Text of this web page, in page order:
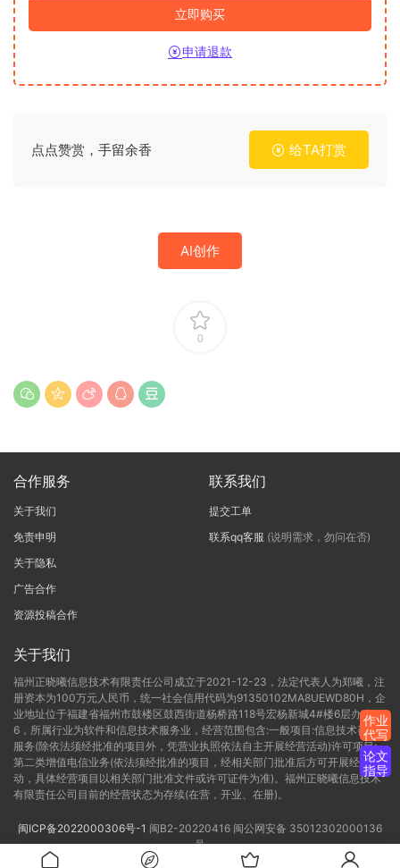
立即购买
申请退款
点点赞赏，手留余香 给TA打赏
AI创作
0
合作服务
关于我们
免责申明
关于隐私
广告合作
资源投稿合作
联系我们
提交工单
联系qq客服 (说明需求，勿问在否)
关于我们
福州正晓曦信息技术有限责任公司成立于2021-12-23，法定代表人为郑曦，注
册资本为100万元人民币，统一社会信用代码为91350102MA8UEWD80H，企
业地址位于福建省福州市鼓楼区鼓西街道杨桥路118号宏杨新城4#楼6层办公C-
6，所属行业为软件和信息技术服务业，经营范围包含:一般项目:信息技术咨询
服务(除依法须经批准的项目外，凭营业执照依法自主开展经营活动)许可项目:
第二类增值电信业务(依法须经批准的项目，经相关部门批准后方可开展经营活
动，具体经营项目以相关部门批准文件或许可证件为准)。福州正晓曦信息技术
有限责任公司目前的经营状态为存续(在营，开业、在册)。
闽ICP备2022000306号-1 闽B2-20220416 闽公网安备 35012302000136
号
作业
代写
论文
指导